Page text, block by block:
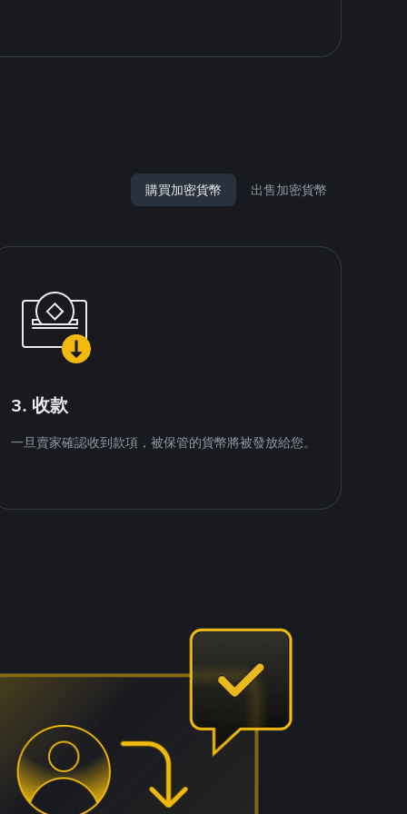
購買加密貨幣 出售加密貨幣
3. 收款
一旦賣家確認收到款項，被保管的貨幣將被發放給您。